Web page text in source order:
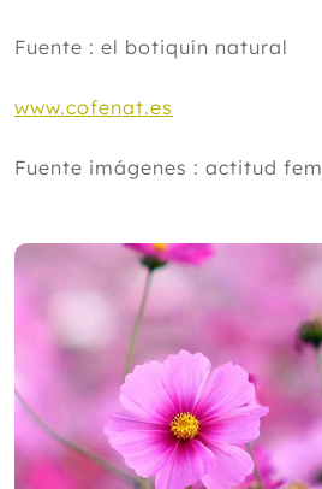
Fuente : el botiquín natural
www.cofenat.es
Fuente imágenes : actitud fem